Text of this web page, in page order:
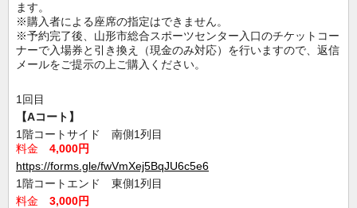
ます。
※購入者による座席の指定はできません。
※予約完了後、山形市総合スポーツセンター入口のチケットコー
ナーで入場券と引き換え（現金のみ対応）を行いますので、返信
メールをご提示の上ご購入ください。
1回目
【Aコート】
1階コートサイド 南側1列目
料金 4,000円
https://forms.gle/fwVmXej5BqJU6c5e6
1階コートエンド 東側1列目
料金 3,000円